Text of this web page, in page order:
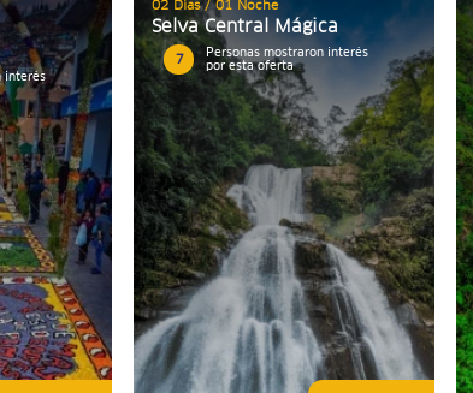
interés
02 Días / 01 Noche
Selva Central Mágica
7
Personas mostraron interés
por esta oferta